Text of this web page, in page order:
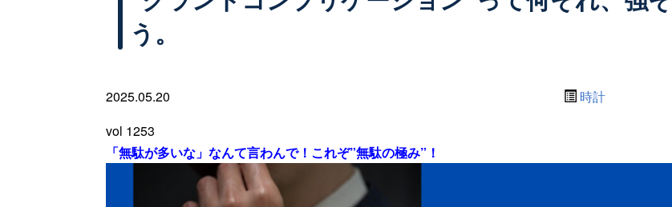
う。
2025.05.20
時計
vol 1253
「無駄が多いな」なんて言わんで！これぞ”無駄の極み”！